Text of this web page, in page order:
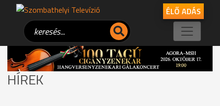
ÉLŐ ADÁS
HÍREK